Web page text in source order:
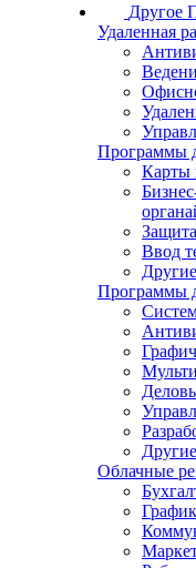
Другое
Удаленная
Программы
Карты
Ввод
Программы
Облачные